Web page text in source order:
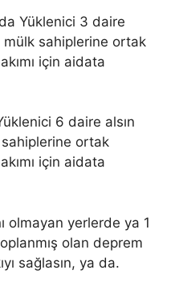
Yüklenici 3 daire
mülk sahiplerine ortak
için aidata
6 daire alsın
ortak
için aidata
olmayan yerlerde ya 1
olan deprem
sağlasın, ya da.